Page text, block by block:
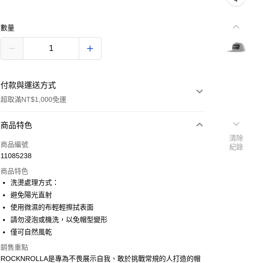
數量
付款與運送方式
超取滿NT$1,000免運
付款方式
信用卡一次付款
3 期 0 利率 每期
合作金庫商業銀行
華南商業銀行
國泰世華商業銀行
臺灣中小企業銀行
匯豐（台灣）商業銀行
聯邦商業銀行
遠東國際商業銀行
6 期 0 利率 每期
合作金庫商業銀行
華南商業銀行
上海商業儲蓄銀行
臺灣中小企業銀行
匯豐（台灣）商業銀行
華泰商業銀行
LINE Pay
Apple Pay
ATM付款
商品特色
商品編號
11085238
商品特色
洗燙處理方式：
避免陽光直射
使用微濕的布輕輕擦拭表面
請勿浸泡或機洗，以免帽型變形
僅可自然風乾
銷售重點
ROCKNROLLA是專為不畏展示自我、敢於挑戰常規的人打造的帽
清除
紀錄